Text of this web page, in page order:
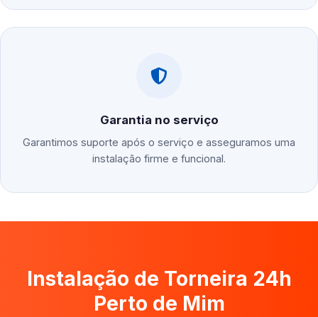
Garantia no serviço
Garantimos suporte após o serviço e asseguramos uma
instalação firme e funcional.
Instalação de Torneira 24h
Perto de Mim